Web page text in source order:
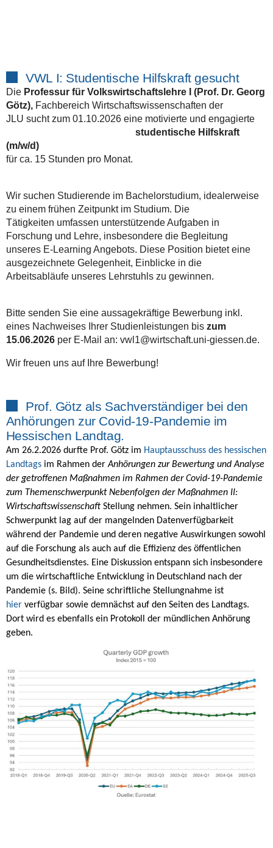
VWL I: Studentische Hilfskraft gesucht
Die Professur für Volkswirtschaftslehre I (Prof. Dr. Georg
Götz),Fachbereich Wirtschaftswissenschaften der
JLU sucht zum 01.10.2026 eine motivierte und engagierte
studentische Hilfskraft
(m/w/d)
für ca. 15 Stunden pro Monat.
Wir suchen Studierende im Bachelorstudium, idealerweise
zu einem frühen Zeitpunkt im Studium. Die
Tätigkeiten umfassen unterstützende Aufgaben in
Forschung und Lehre, insbesondere die Begleitung
unseres E-Learning Angebots. Diese Position bietet eine
ausgezeichnete Gelegenheit, Einblicke in die
Arbeitsabläufe unseres Lehrstuhls zu gewinnen.
Bitte senden Sie eine aussagekräftige Bewerbung inkl.
eines Nachweises Ihrer Studienleistungen bis zum
15.06.2026per E-Mail an: vwl1@wirtschaft.uni-giessen.de.
Wir freuen uns auf Ihre Bewerbung!
Prof. Götz als Sachverständiger bei den
Anhörungen zur Covid-19-Pandemie im
Hessischen Landtag.
Am 26.2.2026 durfte Prof. Götz im Hauptausschuss des hessischen
Landtagsim Rahmen derAnhörungen zur Bewertung und Analyse
der getroffenen Maßnahmen im Rahmen der Covid-19-Pandemie
zum Themenschwerpunkt Nebenfolgen der Maßnahmen II:
WirtschaftswissenschaftStellung nehmen. Sein inhaltlicher
Schwerpunkt lag auf der mangelnden Datenverfügbarkeit
während der Pandemie und deren negative Auswirkungen sowohl
auf die Forschung als auch auf die Effizienz des öffentlichen
Gesundheitsdienstes. Eine Diskussion entspann sich insbesondere
um die wirtschaftliche Entwicklung in Deutschland nach der
Pandemie (s. Bild). Seine schriftliche Stellungnahme ist
hier verfügbar sowie demnächst auf den Seiten des Landtags.
Dort wird es ebenfalls ein Protokoll der mündlichen Anhörung
geben.